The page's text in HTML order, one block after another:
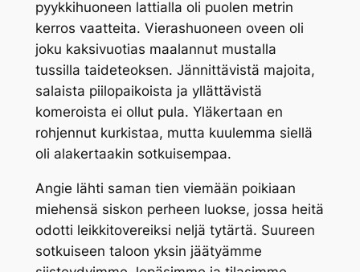
pyykkihuoneen lattialla oli puolen metrin
kerros vaatteita. Vierashuoneen oveen oli
joku kaksivuotias maalannut mustalla
tussilla taideteoksen. Jännittävistä majoita,
salaista piilopaikoista ja yllättävistä
komeroista ei ollut pula. Yläkertaan en
rohjennut kurkistaa, mutta kuulemma siellä
oli alakertaakin sotkuisempaa.
Angie lähti saman tien viemään poikiaan
miehensä siskon perheen luokse, jossa heitä
odotti leikkitovereiksi neljä tytärtä. Suureen
sotkuiseen taloon yksin jäätyämme